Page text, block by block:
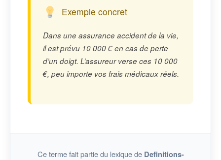
Exemple concret
Dans une assurance accident de la vie,
il est prévu 10 000 € en cas de perte
d’un doigt. L’assureur verse ces 10 000
€, peu importe vos frais médicaux réels.
Ce terme fait partie du lexique de Definitions-